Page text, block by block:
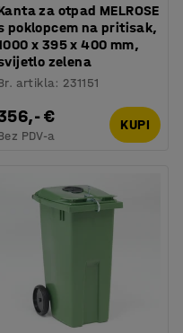
za otpad MELROSE
poklopcem na pritisak,
x 395 x 400 mm,
zelena
artikla: 231151
€
PDV-a
KUPI